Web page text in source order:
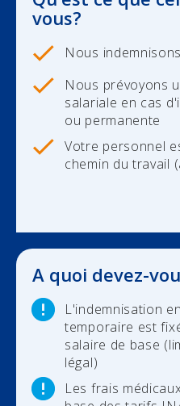
Vos revenus
Vos biens
Votre pension
Check-up Assurances
Votre personnel
Vos véhicules
Votre responsabilité
Vos biens
Dirigeant d'entreprise
Check-up Assurances
CONSTRUCTION
Votre personnel
Vos véhicules
Votre responsabilité
Vos biens
Vos chantiers
Check-up Assurances
Qui sommes-nous
Contact
Newsroom
vous?
Nous
Nous prévoyons
salariale en cas
ou permanente
Votre personnel
chemin du travail
A quoi devez-
L'indemnisation
temporaire est
salaire de base
légal)
Les frais